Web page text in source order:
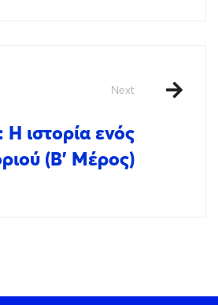
Next
Η ιστορία ενός
(Β’ Μέρος)